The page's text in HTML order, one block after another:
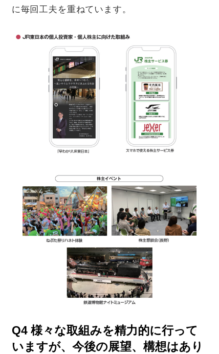
に毎回工夫を重ねています。
Q4 様々な取組みを精力的に行って
いますが、今後の展望、構想はあり